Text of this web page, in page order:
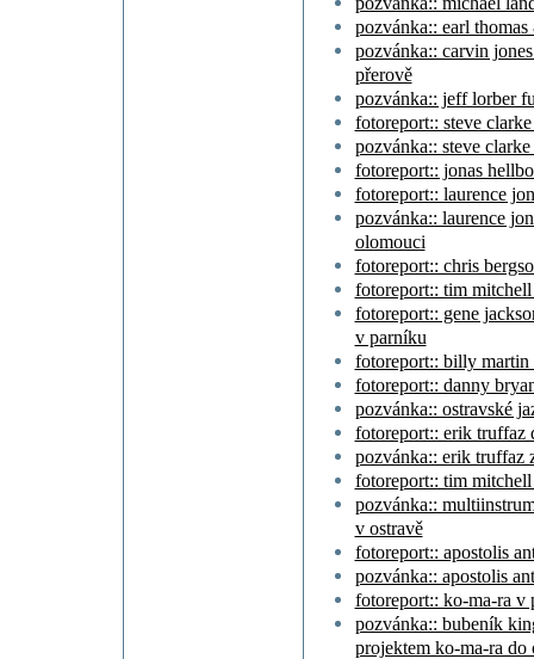
pozvánka:: earl
pozvánka:: carvin
přerově
pozvánka:: jeff lorber
fotoreport:: steve
pozvánka:: steve
fotoreport:: jonas
fotoreport:: laurence
pozvánka:: laurence
olomouci
fotoreport:: chris
fotoreport:: tim
fotoreport:: gene
v parníku
fotoreport:: billy
fotoreport:: danny
pozvánka:: ostravské
fotoreport:: erik truffaz
pozvánka:: erik truffaz
fotoreport:: tim
pozvánka::
v ostravě
fotoreport:: apostolis
pozvánka:: apostolis
fotoreport:: ko-ma-ra v
pozvánka:: bubeník
projektem ko-ma-ra do